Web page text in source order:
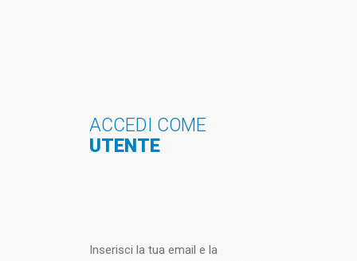
ACCEDI COME
UTENTE
Inserisci la tua email e la